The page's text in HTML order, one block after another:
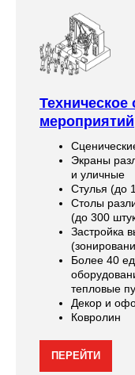
Техническое
мероприятий
Экраны
и уличные
Стулья (до
Столы
(до 300
Застройка
Более 40
тепловые
Декор и
Ковролин
ПЕРЕЙТИ